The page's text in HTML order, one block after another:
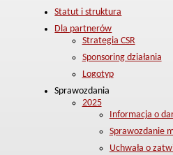
Statut i struktura
Dla partnerów
Strategia CSR
Sponsoring działania
Logotyp
Sprawozdania
2025
Informacja o
Sprawozdanie
Uchwała o